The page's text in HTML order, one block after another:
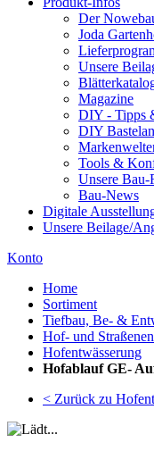
Der
Joda
Unsere
Magazine
DIY - Tipps
DIY
Tools &
Unsere Bau-
Bau-News
Digitale
Unsere Beilage/
Konto
Home
Sortiment
Tiefbau, Be- &
Hof- und
Hofentwässerung
Hofablauf GE-
< Zurück zu